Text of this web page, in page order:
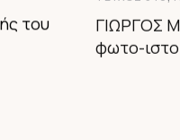
του
ΓΙΩΡΓΟΣ
φωτο-